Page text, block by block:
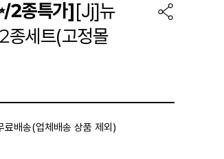
2종특가][Jj]뉴
종세트(고정몰
료배송(업체배송 상품 제외)